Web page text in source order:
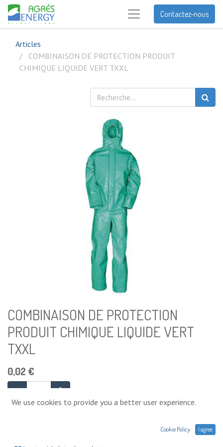
Contactez-nous
Articles
COMBINAISON DE PROTECTION PRODUIT
CHIMIQUE LIQUIDE VERT TXXL
COMBINAISON DE PROTECTION
PRODUIT CHIMIQUE LIQUIDE VERT
TXXL
0,02 €
We use cookies to provide you a better user experience.
Cookie Policy I agree